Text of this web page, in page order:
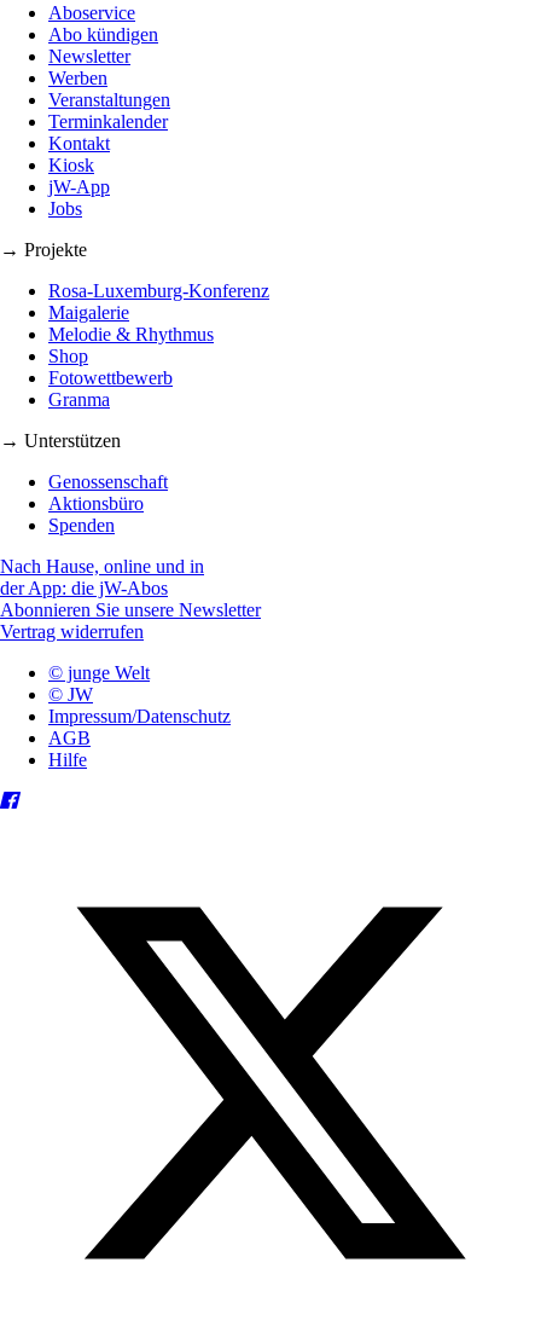
Aboservice
Abo kündigen
Newsletter
Werben
Veranstaltungen
Terminkalender
Kontakt
Kiosk
jW-App
Jobs
→ Projekte
Rosa-Luxemburg-Konferenz
Maigalerie
Melodie & Rhythmus
Shop
Fotowettbewerb
Granma
→ Unterstützen
Genossenschaft
Aktionsbüro
Spenden
Nach Hause, online und in
der App: die jW-Abos
Abonnieren Sie unsere Newsletter
Vertrag widerrufen
© junge Welt
© JW
Impressum/Datenschutz
AGB
Hilfe